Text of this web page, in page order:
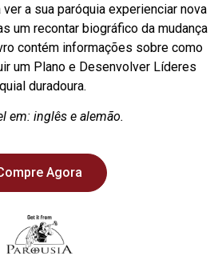
a sua paróquia experienciar nova
um recontar biográfico da mudança
contém informações sobre como
um Plano e Desenvolver Líderes
duradoura.
em: inglês e alemão.
Agora